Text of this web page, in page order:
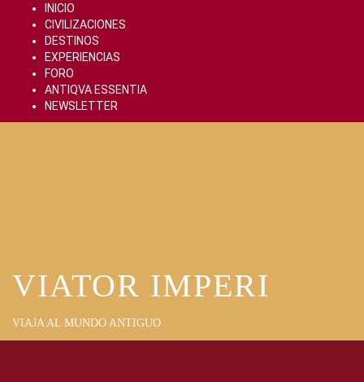
content
INICIO
CIVILIZACIONES
DESTINOS
EXPERIENCIAS
FORO
ANTIQVA ESSENTIA
NEWSLETTER
VIATOR IMPERI
VIAJA AL MUNDO ANTIGUO